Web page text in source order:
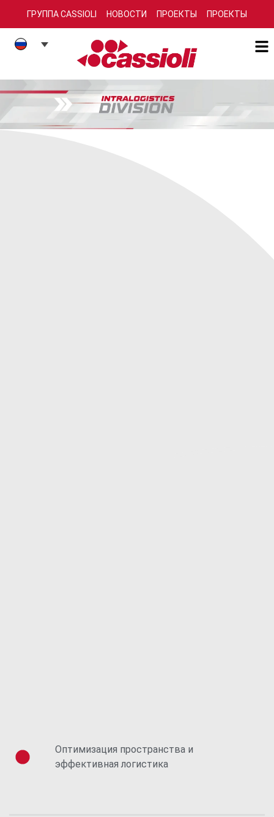
ГРУППА CASSIOLI НОВОСТИ ПРОЕКТЫ ПРОЕКТЫ
Оптимизация пространства и
эффективная логистика